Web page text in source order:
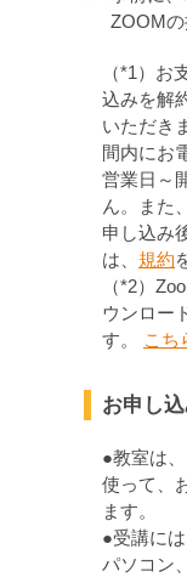
ZOOMの
（*1）お
込みを解
いただき
間内にお
営業日～
ん。また
申し込み
は、 規約
（*2）
ウンロー
す。
こち
お申し
●教室は
使って、
ます。
●受講に
パソコン